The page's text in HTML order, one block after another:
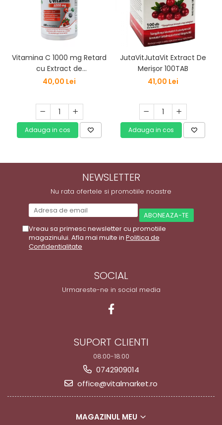
Vitamina C 1000 mg Retard
cu Extract de
Macese+D3+ZINC 100
40,00 Lei
Adauga in cos
JutaVitJutaVit Extract De
Merișor 100TAB
41,00 Lei
Adauga in cos
NEWSLETTER
Nu rata ofertele si promotiile noastre
Vreau sa primesc newsletter cu promotiile
magazinului. Afla mai multe in Politica de
Confidentialitate
SOCIAL
Urmareste-ne in social media
SUPORT CLIENTI
08:00-18:00
0742909014
office@vitalmarket.ro
MAGAZINUL MEU